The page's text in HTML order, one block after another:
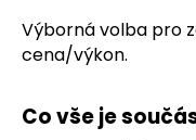
hvězdiček.
Výborná volba pro
cena/výkon.
Co vše je
D
p